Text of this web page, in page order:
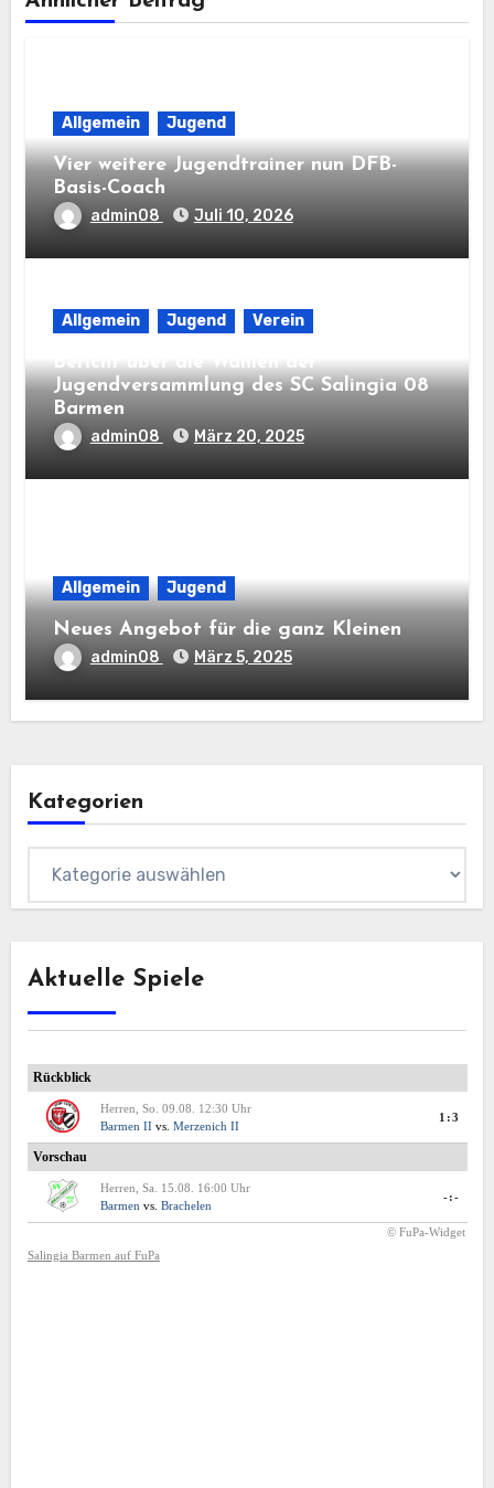
Allgemein Jugend
Vier weitere Jugendtrainer nun DFB-
Basis-Coach
admin08 Juli 10, 2026
Allgemein Jugend Verein
Bericht über die Wahlen der
Jugendversammlung des SC Salingia 08
Barmen
admin08 März 20, 2025
Allgemein Jugend
Neues Angebot für die ganz Kleinen
admin08 März 5, 2025
Kategorien
Aktuelle Spiele